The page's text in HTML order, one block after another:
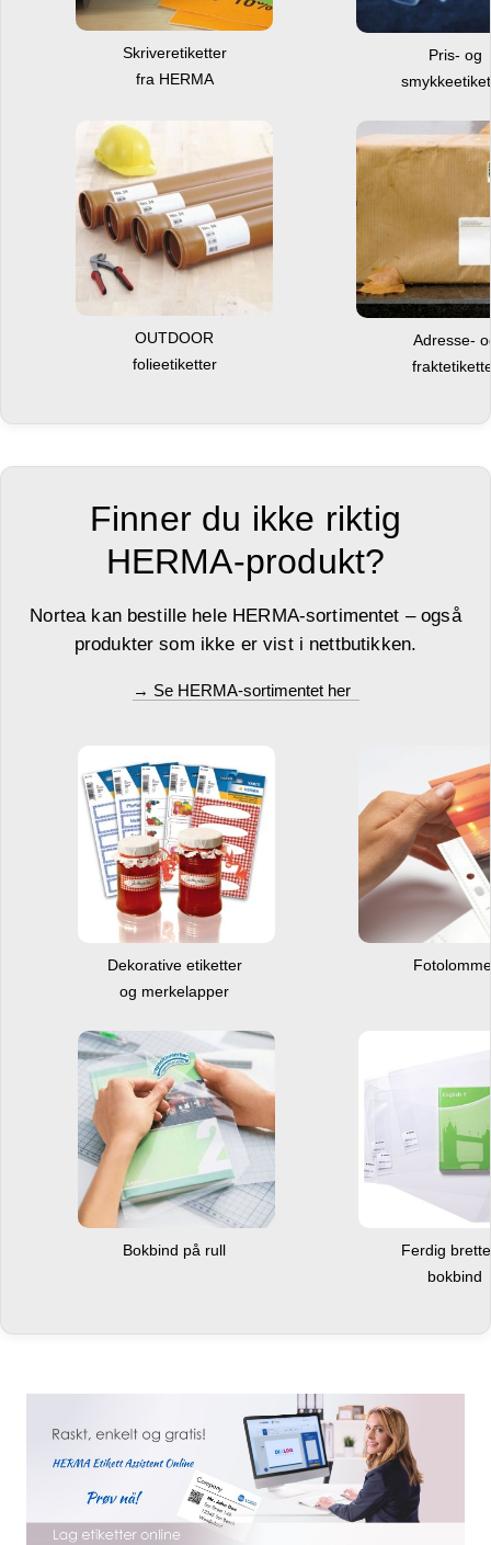
Skriveretiketter
fra HERMA
Pris- og
OUTDOOR
folieetiketter
Adresse-
Finner du ikke riktig
HERMA-produkt?
Nortea kan bestille hele HERMA-sortimentet – også
produkter som ikke er vist i nettbutikken.
→ Se HERMA-sortimentet her
Dekorative etiketter
og merkelapper
Bokbind på rull
Ferdig
bokbind